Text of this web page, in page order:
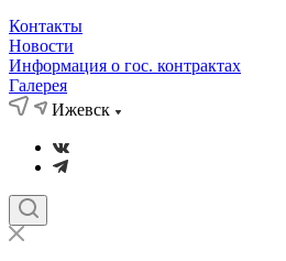
Контакты
Новости
Информация о гос. контрактах
Галерея
Ижевск